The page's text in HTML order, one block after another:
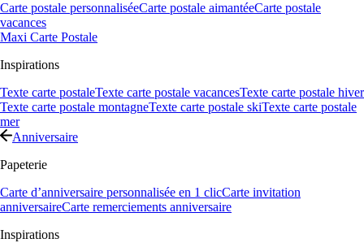
Carte postale personnaliséeCarte postale aimantéeCarte postale
vacances
Maxi Carte Postale
Inspirations
Texte carte postaleTexte carte postale vacancesTexte carte postale hiver
Texte carte postale montagneTexte carte postale skiTexte carte postale
mer
Anniversaire
Papeterie
Carte d’anniversaire personnalisée en 1 clicCarte invitation
anniversaireCarte remerciements anniversaire
Inspirations